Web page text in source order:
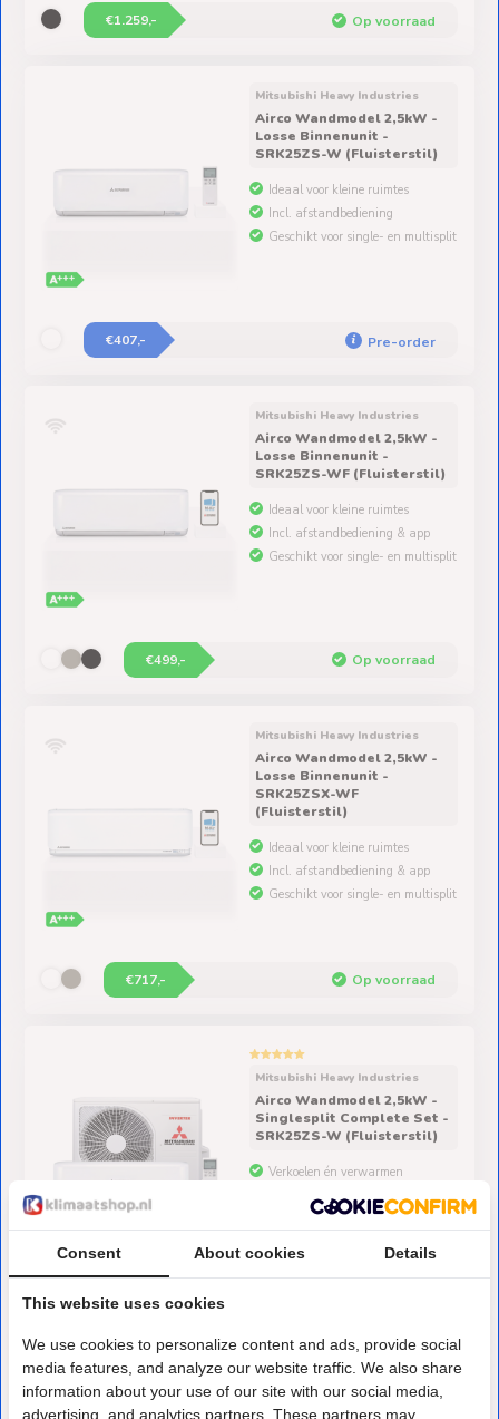
Airco Wandmodel 2,5kW -
Losse Binnenunit -
SRK25ZS-W (Fluisterstil)
Ideaal voor kleine ruimtes
Incl. afstandbediening
Geschikt voor single- en multisplit
Airco Wandmodel 2,5kW -
Losse Binnenunit -
SRK25ZS-WF (Fluisterstil)
Ideaal voor kleine ruimtes
Incl. afstandbediening & app
Geschikt voor single- en multisplit
Airco Wandmodel 2,5kW -
Losse Binnenunit -
SRK25ZSX-WF
(Fluisterstil)
Ideaal voor kleine ruimtes
Incl. afstandbediening & app
Geschikt voor single- en multisplit
Mitsubishi Heavy Industries
Airco Wandmodel 2,5kW -
Singlesplit Complete Set -
SRK25ZS-W (Fluisterstil)
Verkoelen én verwarmen
Ideale set voor kleine ruimtes
€872,- Pre-order
Mitsubishi Heavy Industries
Airco Wandmodel 2,5kW -
Singlesplit Complete Set -
SRK25ZS-WF (Fluisterstil)
About cookies Details
information about your use of our site with our social media,
advertising, and analytics partners. These partners may
combine it with other information you've provided to them or that
they've collected from your use of their services.